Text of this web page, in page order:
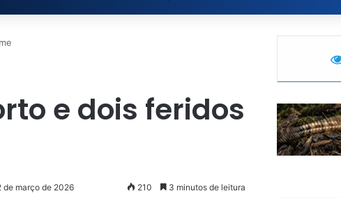
e dois feridos
de março de 2026 210 3 minutos de leitura